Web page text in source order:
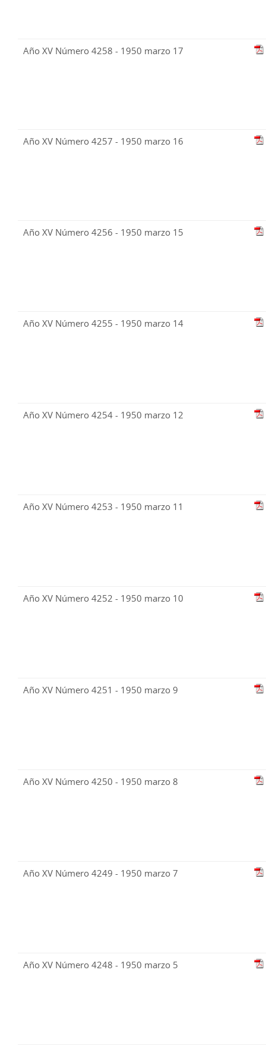
Año XV Número 4258 - 1950 marzo 17
Año XV Número 4257 - 1950 marzo 16
Año XV Número 4256 - 1950 marzo 15
Año XV Número 4255 - 1950 marzo 14
Año XV Número 4254 - 1950 marzo 12
Año XV Número 4253 - 1950 marzo 11
Año XV Número 4252 - 1950 marzo 10
Año XV Número 4251 - 1950 marzo 9
Año XV Número 4250 - 1950 marzo 8
Año XV Número 4249 - 1950 marzo 7
Año XV Número 4248 - 1950 marzo 5